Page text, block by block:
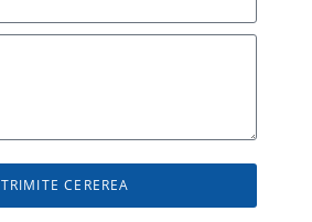
TRIMITE CEREREA